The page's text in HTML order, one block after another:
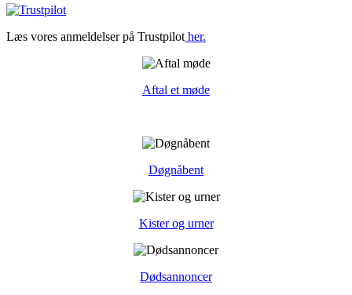
Læs vores anmeldelser på Trustpilot her.
Aftal et møde
Døgnåbent
Kister og urner
Dødsannoncer